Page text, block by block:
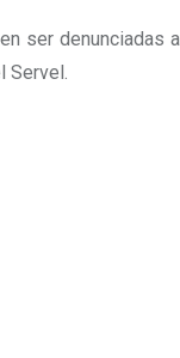
ser
Servel.